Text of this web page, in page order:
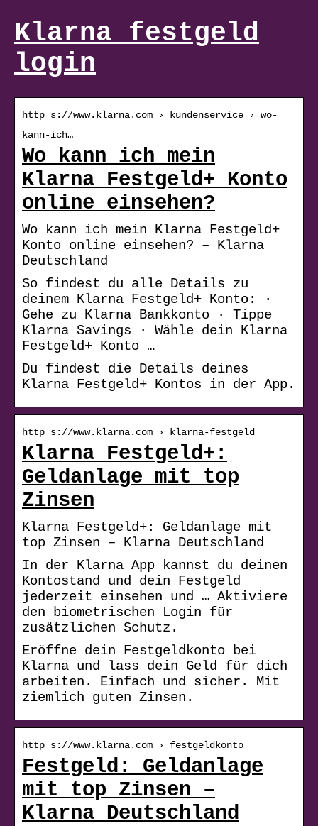
Klarna festgeld
login
http s://www.klarna.com › kundenservice › wo-
kann-ich…
Wo kann ich mein
Klarna Festgeld+ Konto
online einsehen?
Wo kann ich mein Klarna Festgeld+
Konto online einsehen? – Klarna
Deutschland
So findest du alle Details zu
deinem Klarna Festgeld+ Konto: ·
Gehe zu Klarna Bankkonto · Tippe
Klarna Savings · Wähle dein Klarna
Festgeld+ Konto …
Du findest die Details deines
Klarna Festgeld+ Kontos in der App.
http s://www.klarna.com › klarna-festgeld
Klarna Festgeld+:
Geldanlage mit top
Zinsen
Klarna Festgeld+: Geldanlage mit
top Zinsen – Klarna Deutschland
In der Klarna App kannst du deinen
Kontostand und dein Festgeld
jederzeit einsehen und … Aktiviere
den biometrischen Login für
zusätzlichen Schutz.
Eröffne dein Festgeldkonto bei
Klarna und lass dein Geld für dich
arbeiten. Einfach und sicher. Mit
ziemlich guten Zinsen.
http s://www.klarna.com › festgeldkonto
Festgeld: Geldanlage
mit top Zinsen –
Klarna Deutschland